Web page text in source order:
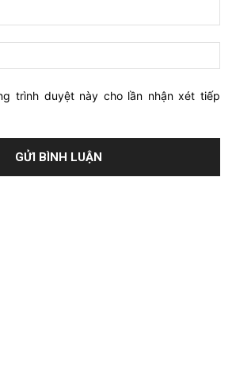
trình duyệt này cho lần nhận xét tiếp